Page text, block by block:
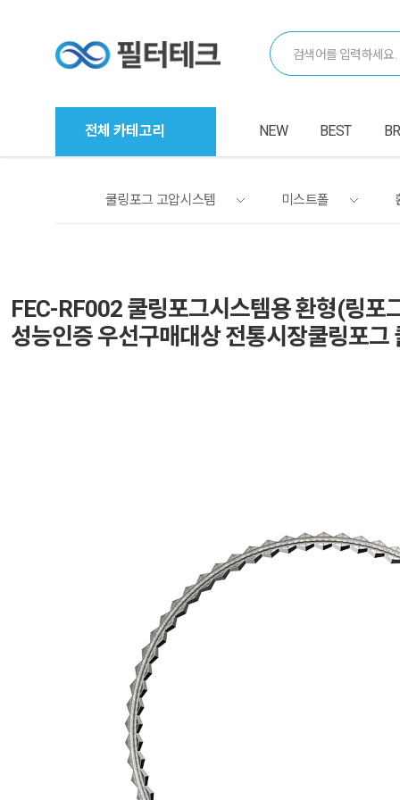
전체 카테고리 NEW BEST
쿨링포그 고압시스템 미스트폴
FEC-RF002 쿨링포그시스템용 환형(링포
성능인증 우선구매대상 전통시장쿨링포